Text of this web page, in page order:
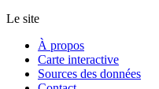
Le site
À propos
Carte interactive
Sources des données